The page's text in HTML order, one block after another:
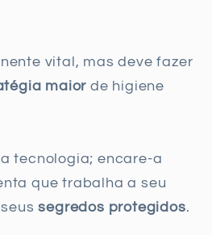
vital, mas deve fazer
maior de higiene
tecnologia; encare-a
que trabalha a seu
segredos protegidos.